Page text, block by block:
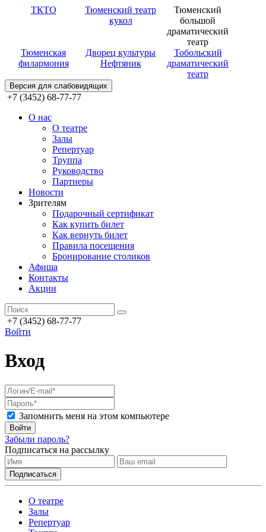
ТКТО
Тюменский театр
кукол
Тюменский
большой
драматический
театр
Тюменская
филармония
Дворец культуры
Нефтяник
Тобольский
драматический
театр
Версия для слабовидящих
+7 (3452) 68-77-77
О нас
О театре
Залы
Репертуар
Труппа
Руководство
Партнеры
Новости
Зрителям
Подарочный сертификат
Как купить билет
Как вернуть билет
Правила посещения
Бронирование столиков
Афиша
Контакты
Акции
+7 (3452) 68-77-77
Войти
Вход
Запомнить меня на этом компьютере
Войти
Забыли пароль?
Подписаться на рассылку
О театре
Залы
Репертуар